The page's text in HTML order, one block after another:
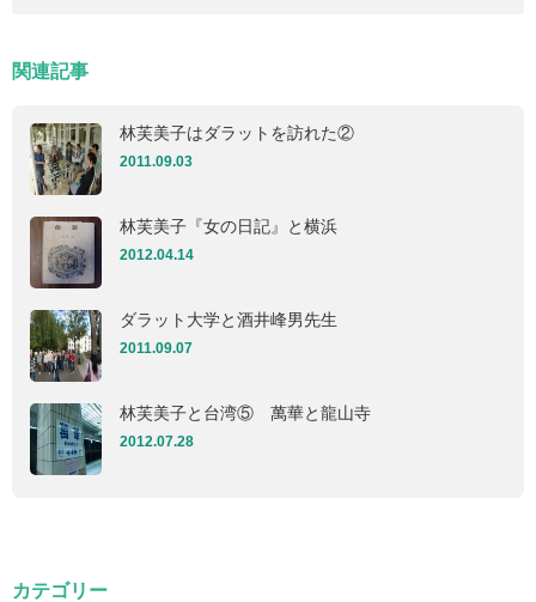
関連記事
林芙美子はダラットを訪れた②
2011.09.03
林芙美子『女の日記』と横浜
2012.04.14
ダラット大学と酒井峰男先生
2011.09.07
林芙美子と台湾⑤ 萬華と龍山寺
2012.07.28
カテゴリー